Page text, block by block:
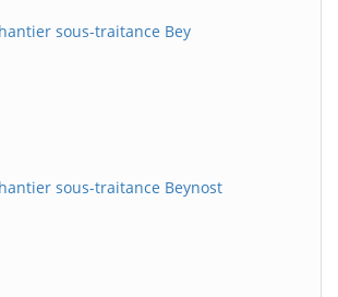
sous-traitance Bey
sous-traitance Beynost